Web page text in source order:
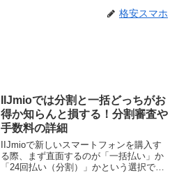
格安スマホ
IIJmioでは分割と一括どっちがお
得か知らんと損する！分割審査や
手数料の詳細
IIJmioで新しいスマートフォンを購入す
る際、まず直面するのが「一括払い」か
「24回払い（分割）」かという選択で